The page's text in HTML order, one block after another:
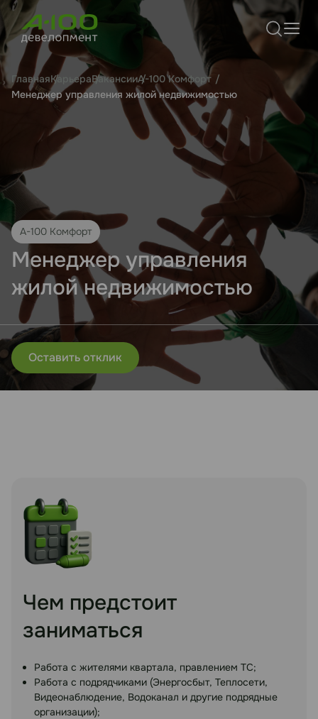
ГлавнаяКарьераВакансииА-100 Комфорт
Менеджер управления жилой недвижимостью
А-100 Комфорт
Менеджер управления
жилой недвижимостью
Оставить отклик
Чем предстоит
заниматься
Работа с жителями квартала, правлением ТС;
Работа с подрядчиками (Энергосбыт, Теплосети,
Видеонаблюдение, Водоканал и другие подрядные
организации);